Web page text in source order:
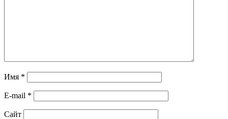
Имя *
E-mail *
Сайт